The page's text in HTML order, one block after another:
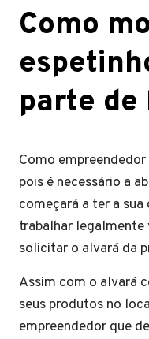
Como
parte
Como
pois é necessário a
começará a ter a
trabalhar legalmente
solicitar o alvará da
Assim com o alvará
seus produtos no
empreendedor que